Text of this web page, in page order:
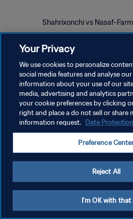
Shahrixonchi vs Nasaf-
Your Privacy
We use cookies to personalize
social media features and analyse
information about your use of our
media, advertising and analytics
your cookie preferences by clicking
right and place a do not sell or share
information request. Data
Preference
Reject All
I'm OK with that